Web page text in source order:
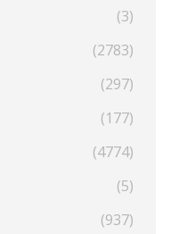
(3)
(2783)
(297)
(177)
(4774)
(5)
(937)